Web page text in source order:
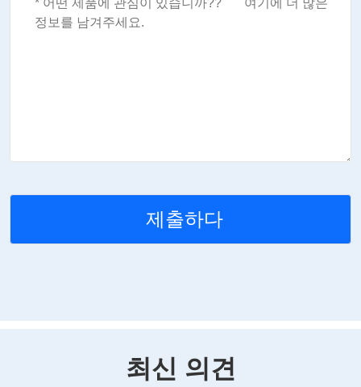
최신 의견